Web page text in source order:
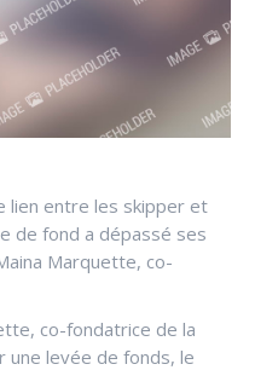
lien entre les skipper et
de fond a dépassé ses
Marquette, co-
co-fondatrice de la
une levée de fonds, le